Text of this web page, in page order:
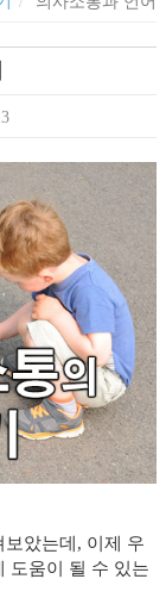
았는데, 이제 우
도움이 될 수 있는